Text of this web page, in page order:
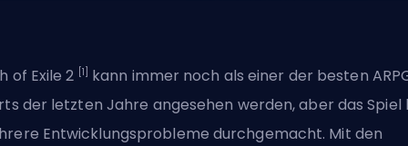
of Exile 2 [1]
kann immer noch als einer der besten
der letzten Jahre angesehen werden, aber das Spiel
Entwicklungsprobleme durchgemacht. Mit den